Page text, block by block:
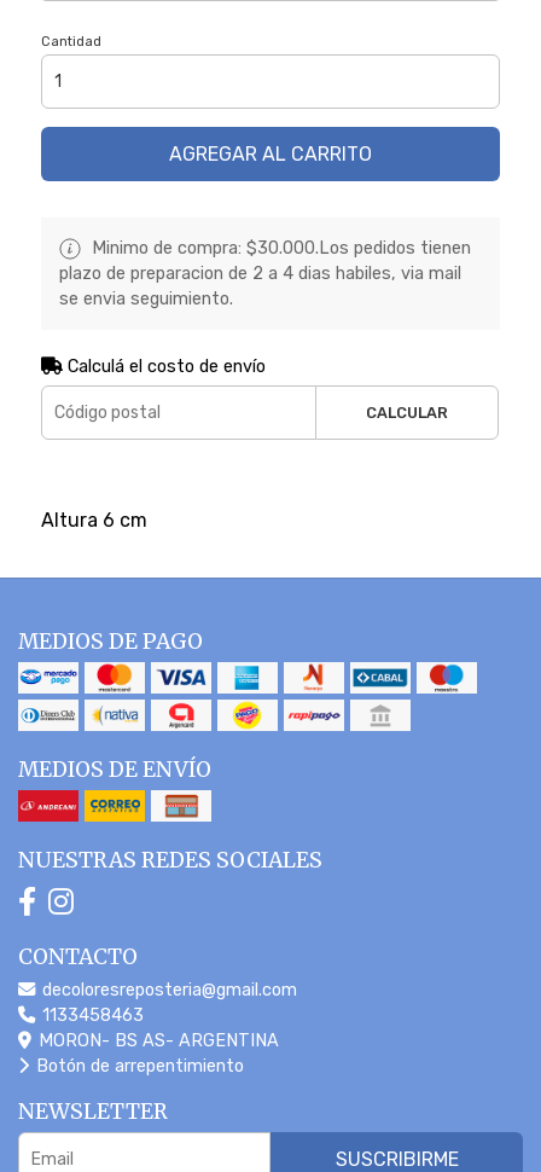
Cantidad
AGREGAR AL CARRITO
Minimo de compra: $30.000.Los pedidos tienen
plazo de preparacion de 2 a 4 dias habiles, via mail
se envia seguimiento.
Calculá el costo de envío
CALCULAR
Altura 6 cm
MEDIOS DE PAGO
MEDIOS DE ENVÍO
NUESTRAS REDES SOCIALES
CONTACTO
decoloresreposteria@gmail.com
1133458463
MORON- BS AS- ARGENTINA
Botón de arrepentimiento
NEWSLETTER
SUSCRIBIRME